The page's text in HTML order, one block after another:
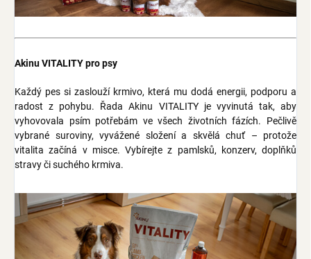
Akinu VITALITY pro psy
Každý pes si zaslouží krmivo, která mu dodá energii, podporu a
radost z pohybu. Řada Akinu VITALITY je vyvinutá tak, aby
vyhovovala psím potřebám ve všech životních fázích. Pečlivě
vybrané suroviny, vyvážené složení a skvělá chuť – protože
vitalita začíná v misce. Vybírejte z pamlsků, konzerv, doplňků
stravy či suchého krmiva.